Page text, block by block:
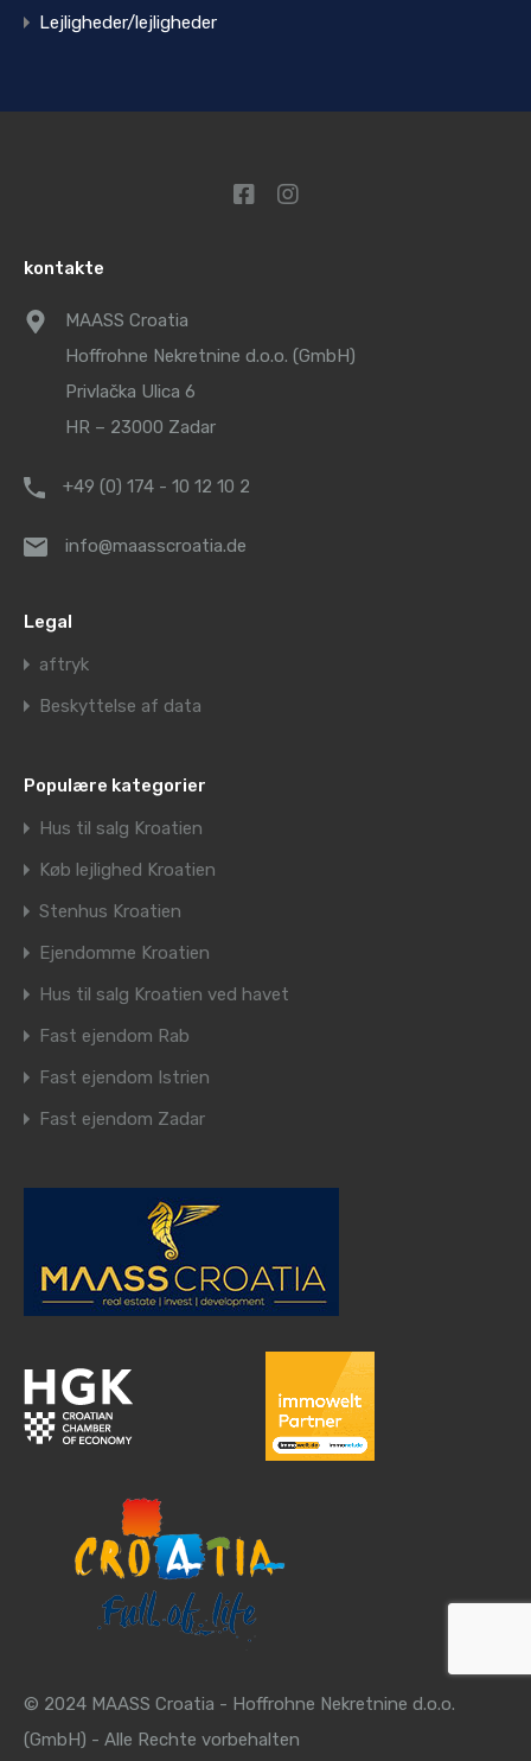
Lejligheder/lejligheder
kontakte
MAASS Croatia
Hoffrohne Nekretnine d.o.o. (GmbH)
Privlačka Ulica 6
HR – 23000 Zadar
+49 (0) 174 - 10 12 10 2
info@maasscroatia.de
Legal
aftryk
Beskyttelse af data
Populære kategorier
Hus til salg Kroatien
Køb lejlighed Kroatien
Stenhus Kroatien
Ejendomme Kroatien
Hus til salg Kroatien ved havet
Fast ejendom Rab
Fast ejendom Istrien
Fast ejendom Zadar
© 2024 MAASS Croatia - Hoffrohne Nekretnine d.o.o.
(GmbH) - Alle Rechte vorbehalten